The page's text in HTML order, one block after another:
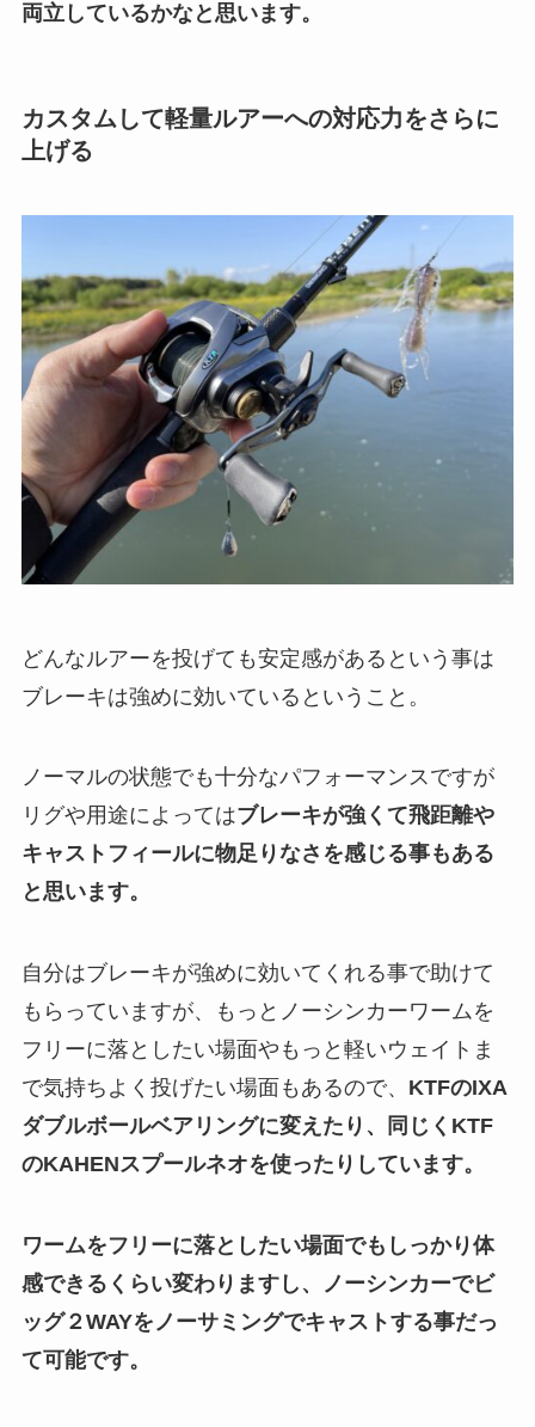
両立しているかなと思います。
カスタムして軽量ルアーへの対応力をさらに
上げる
どんなルアーを投げても安定感があるという事は
ブレーキは強めに効いているということ。
ノーマルの状態でも十分なパフォーマンスですが
リグや用途によってはブレーキが強くて飛距離や
キャストフィールに物足りなさを感じる事もある
と思います。
自分はブレーキが強めに効いてくれる事で助けて
もらっていますが、もっとノーシンカーワームを
フリーに落としたい場面やもっと軽いウェイトま
で気持ちよく投げたい場面もあるので、 KTFのIXA
ダブルボールベアリングに変えたり、同じくKTF
のKAHENスプールネオを使ったりしています。
ワームをフリーに落としたい場面でもしっかり体
感できるくらい変わりますし、ノーシンカーでビ
ッグ２WAYをノーサミングでキャストする事だっ
て可能です。